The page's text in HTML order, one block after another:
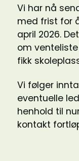
Vi har nå
med frist for
april 2026.
om
fikk
Vi følger
eventuelle
henhold til
kontakt